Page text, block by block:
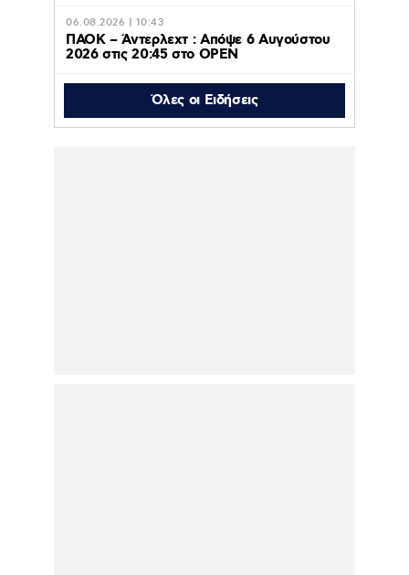
06.08.2026 | 10:43
ΠΑΟΚ – Άντερλεχτ : Απόψε 6 Αυγούστου
2026 στις 20:45 στο ΟΡΕΝ
Όλες οι Ειδήσεις